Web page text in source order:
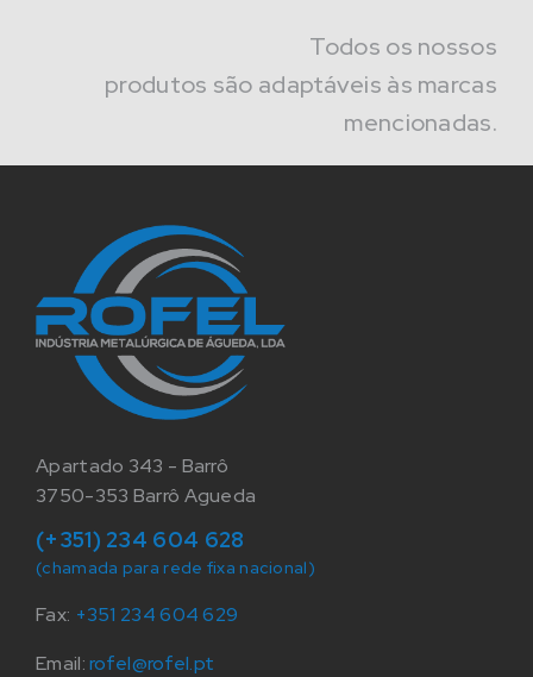
Todos os nossos
produtos são adaptáveis às marcas
mencionadas.
Apartado 343 - Barrô
3750-353 Barrô Agueda
(+351) 234 604 628
(chamada para rede fixa nacional)
Fax: +351 234 604 629
Email:rofel@rofel.pt